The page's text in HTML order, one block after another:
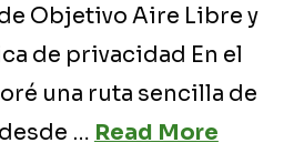
Objetivo Aire Libre y
de privacidad En el
una ruta sencilla de
… Read More